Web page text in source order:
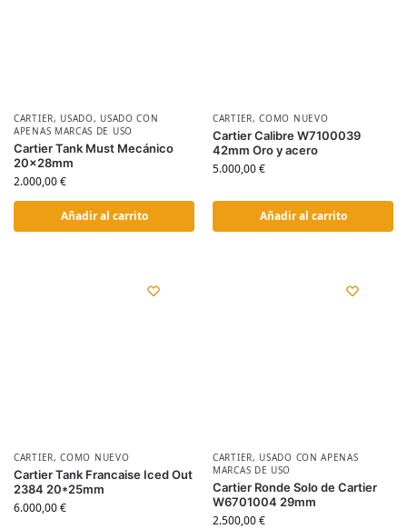
CARTIER, USADO, USADO CON
APENAS MARCAS DE USO
Cartier Tank Must Mecánico
20x28mm
2.000,00€
Añadir al carrito
CARTIER,COMO NUEVO
Cartier Calibre W7100039
42mm Oro y acero
5.000,00€
Añadir al carrito
CARTIER,COMO NUEVO
Cartier Tank Francaise Iced Out
2384 20*25mm
6.000,00€
CARTIER, USADO CON APENAS
MARCAS DE USO
Cartier Ronde Solo de Cartier
W6701004 29mm
2.500,00€